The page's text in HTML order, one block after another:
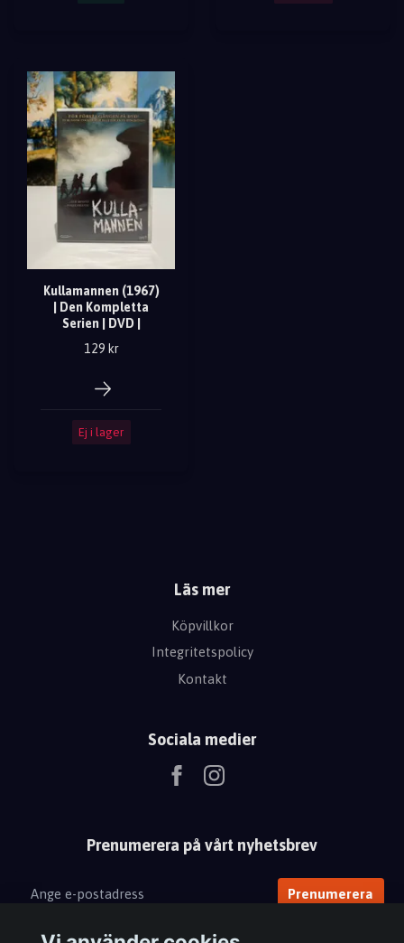
Kullamannen (1967)
| Den Kompletta
Serien | DVD |
129 kr
Ej i lager
Läs mer
Köpvillkor
Integritetspolicy
Kontakt
Sociala medier
Prenumerera på vårt nyhetsbrev
Prenumerera